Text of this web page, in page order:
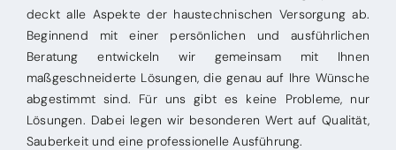
deckt alle Aspekte der haustechnischen Versorgung ab.
Beginnend mit einer persönlichen und ausführlichen
Beratung entwickeln wir gemeinsam mit Ihnen
maßgeschneiderte Lösungen, die genau auf Ihre Wünsche
abgestimmt sind. Für uns gibt es keine Probleme, nur
Lösungen. Dabei legen wir besonderen Wert auf Qualität,
Sauberkeit und eine professionelle Ausführung.